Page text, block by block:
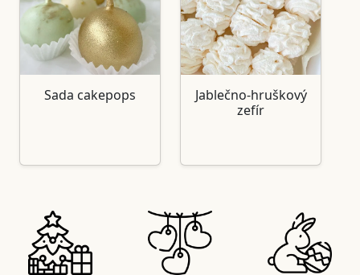
Sada cakepops
Jablečno-hruškový
zefír